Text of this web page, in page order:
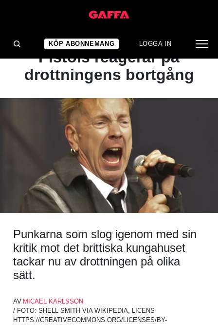
KÖP ABONNEMANG LOGGA IN
NYHET
Medlemmar ur Sex
Pistols reagerar på
drottningens bortgång
Punkarna som slog igenom med sin
kritik mot det brittiska kungahuset
tackar nu av drottningen på olika
sätt.
AV MICAEL KARLSSON
/ FOTO: SHELL SMITH VIA WIKIPEDIA, LICENS
HTTPS://CREATIVECOMMONS.ORG/LICENSES/BY-